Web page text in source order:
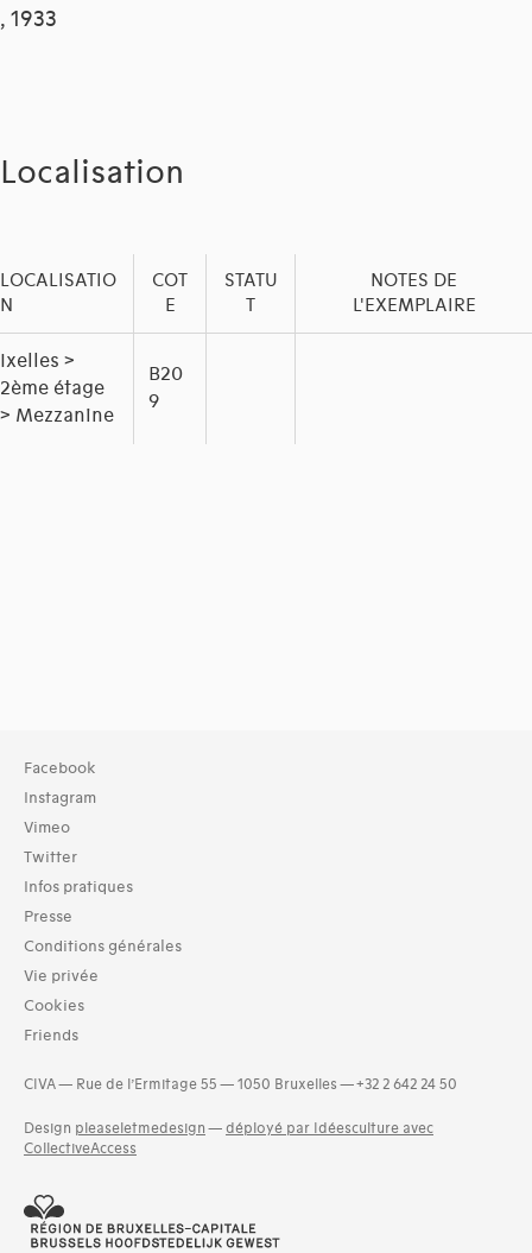
, 1933
Localisation
LOCALISATIO
N
COT
E
STATU
T
NOTES DE
L'EXEMPLAIRE
Ixelles >
2ème étage
> Mezzanine
B20
9
Facebook
Instagram
Vimeo
Twitter
Infos pratiques
Presse
Conditions générales
Vie privée
Cookies
Friends
CIVA — Rue de l’Ermitage 55 — 1050 Bruxelles — +32 2 642 24 50
Design pleaseletmedesign — déployé par Idéesculture avec
CollectiveAccess